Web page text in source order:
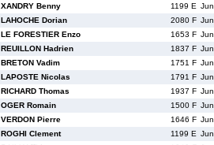
XANDRY Benny 1199 E
LAHOCHE Dorian 2080 F
LE FORESTIER Enzo 1653 F
REUILLON Hadrien 1837 F
BRETON Vadim 1751 F
LAPOSTE Nicolas 1791 F
RICHARD Thomas 1937 F
OGER Romain 1500 F
VERDON Pierre 1646 F
ROGHI Clement 1199 E